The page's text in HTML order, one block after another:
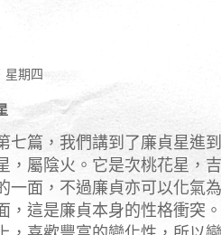
星期四
七篇，我們講到了廉貞星進
，屬陰火。它是次桃花星，
一面，不過廉貞亦可以化氣
，這是廉貞本身的性格衝突